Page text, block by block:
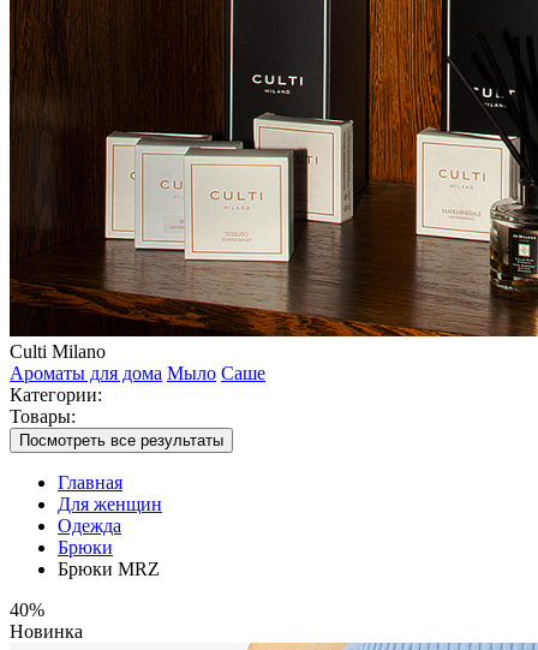
Culti Milano
Ароматы для дома Мыло Саше
Категории:
Товары:
Посмотреть все результаты
Главная
Для женщин
Одежда
Брюки
Брюки MRZ
40%
Новинка